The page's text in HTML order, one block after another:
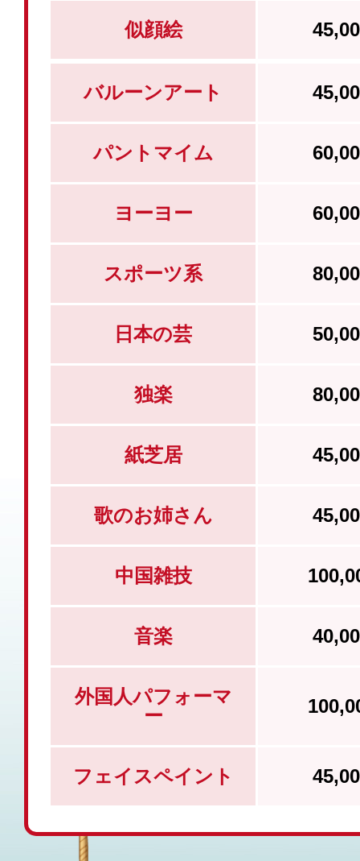
似顔絵
バルーンアート
パントマイム
ヨーヨー
スポーツ系
日本の芸
独楽
紙芝居
歌のお姉さん
中国雑技
音楽
外国人パフォーマ
ー
フェイスペイント